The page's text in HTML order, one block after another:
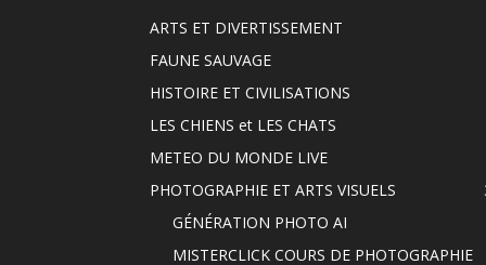
ARTS ET DIVERTISSEMENT
FAUNE SAUVAGE
HISTOIRE ET CIVILISATIONS
LES CHIENS et LES CHATS
METEO DU MONDE LIVE
PHOTOGRAPHIE ET ARTS VISUELS
GÉNÉRATION PHOTO AI
MISTERCLICK COURS DE PHOTOGRAPHIE